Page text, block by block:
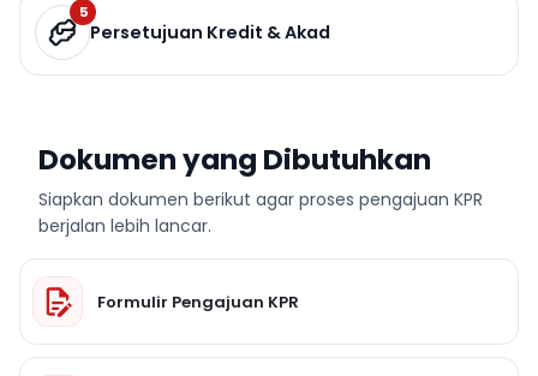
5
Persetujuan Kredit & Akad
Dokumen yang Dibutuhkan
Siapkan dokumen berikut agar proses pengajuan KPR
berjalan lebih lancar.
Formulir Pengajuan KPR